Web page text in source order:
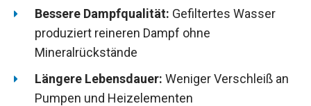
Bessere Dampfqualität: Gefiltertes Wasser
produziert reineren Dampf ohne
Mineralrückstände
Längere Lebensdauer: Weniger Verschleiß an
Pumpen und Heizelementen